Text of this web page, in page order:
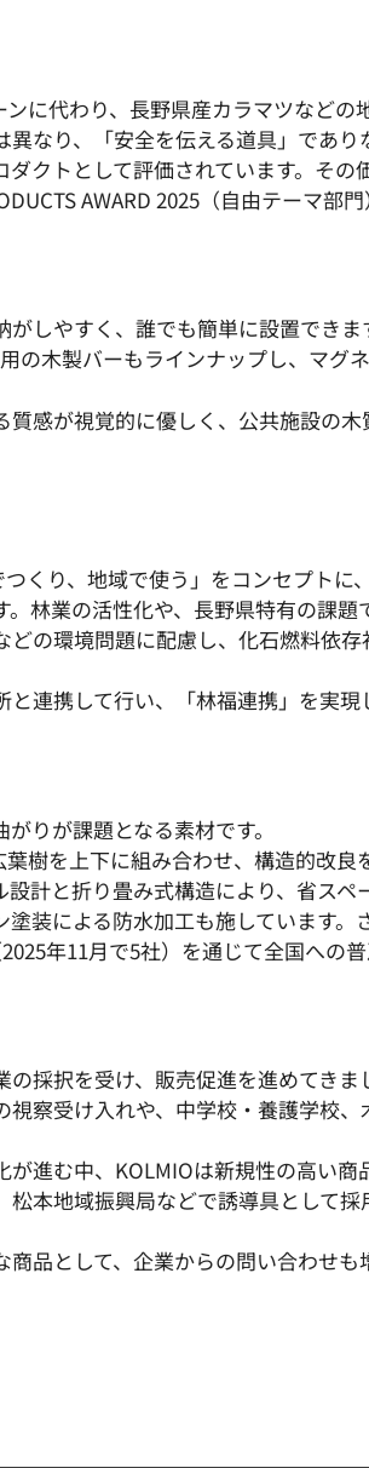
に代わり、長野県産カラマツなどの
なり、「安全を伝える道具」であ
クトとして評価されています。その
AWARD 2025（自由テーマ部門
しやすく、誰でも簡単に設置でき
の木製バーもラインナップし、マグ
感が視覚的に優しく、公共施設の
くり、地域で使う」をコンセプト
林業の活性化や、長野県特有の課
の環境問題に配慮し、化石燃料依存
連携して行い、「林福連携」を実現
りが課題となる素材です。
樹を上下に組み合わせ、構造的改
計と折り畳み式構造により、省ス
装による防水加工も施しています
年11月で5社）を通じて全国への普
採択を受け、販売促進を進めてきま
察受け入れや、中学校・養護学校
進む中、KOLMIOは新規性の高い商
本地域振興局などで誘導具として
品として、企業からの問い合わせも